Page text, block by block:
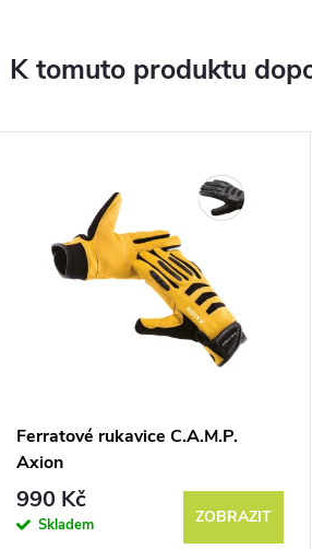
K tomuto produktu
Ferratové rukavice C.A.M.P.
Axion
990 Kč
Skladem ZOBRAZIT